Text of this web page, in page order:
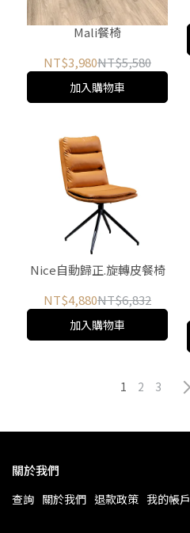
Mali餐椅
NT$3,980NT$5,580
加入購物車
Nice自動歸正.旋轉皮餐椅
NT$4,880NT$6,832
加入購物車
1 2 3
關於我們
查詢 關於我們 退款政策 我的帳戶